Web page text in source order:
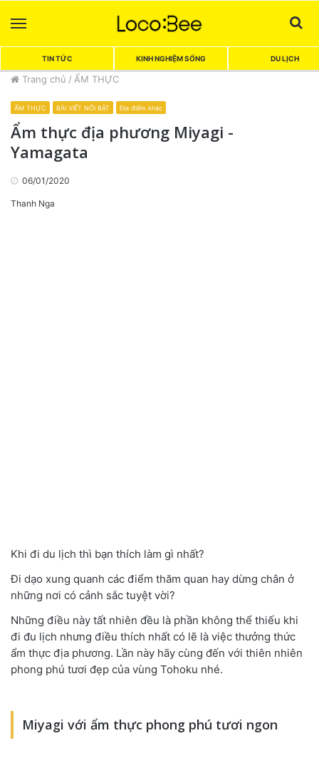
TIN TỨC KINH NGHIỆM SỐNG DU LỊCH
Trang chủ / ẨM THỰC
ẨM THỰC BÀI VIẾT NỔI BẬT Địa điểm khác
Ẩm thực địa phương Miyagi -
Yamagata
06/01/2020
Thanh Nga
Khi đi du lịch thì bạn thích làm gì nhất?
Đi dạo xung quanh các điểm thăm quan hay dừng chân ở
những nơi có cảnh sắc tuyệt vời?
Những điều này tất nhiên đều là phần không thể thiếu khi
đi đu lịch nhưng điều thích nhất có lẽ là việc thưởng thức
ẩm thực địa phương. Lần này hãy cùng đến với thiên nhiên
phong phú tươi đẹp của vùng Tohoku nhé.
Miyagi với ẩm thực phong phú tươi ngon